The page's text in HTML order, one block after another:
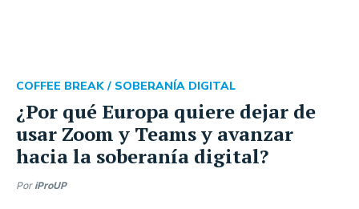
¿Por qué Europa quiere dejar de
usar Zoom y Teams y avanzar
hacia la soberanía digital?
COFFEE BREAK / SOBERANÍA DIGITAL
Por iProUP